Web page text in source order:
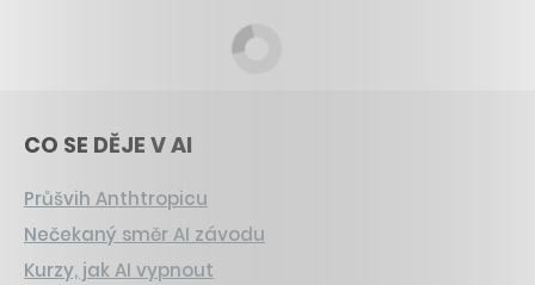
CO SE DĚJE V AI
Průšvih Anthtropicu
Nečekaný směr AI závodu
Kurzy, jak AI vypnout